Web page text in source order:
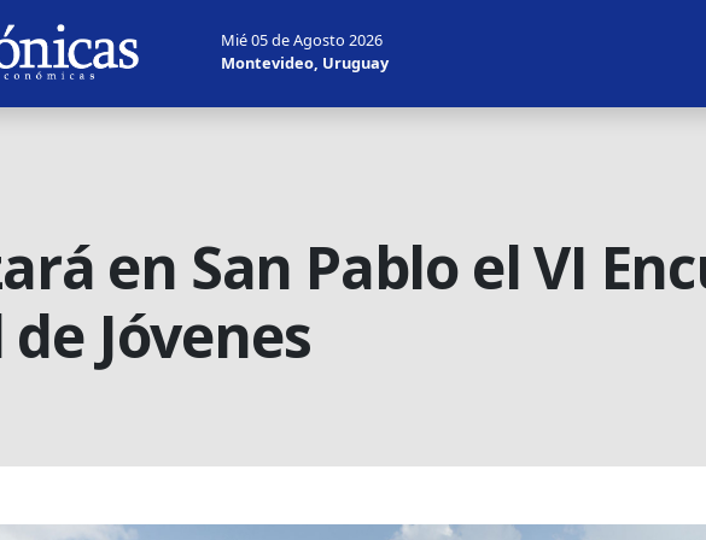
Mié 05 de Agosto 2026
Montevideo, Uruguay
en San Pablo el VI
Jóvenes